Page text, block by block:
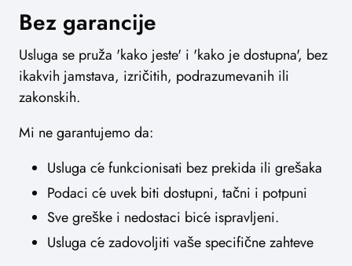
Bez garancije
Usluga se pruža 'kako jeste' i 'kako je dostupna', bez
ikakvih jamstava, izričitih, podrazumevanih ili
zakonskih.
Mi ne garantujemo da:
Usluga će funkcionisati bez prekida ili grešaka
Podaci će uvek biti dostupni, tačni i potpuni
Sve greške i nedostaci biće ispravljeni.
Usluga će zadovoljiti vaše specifične zahteve